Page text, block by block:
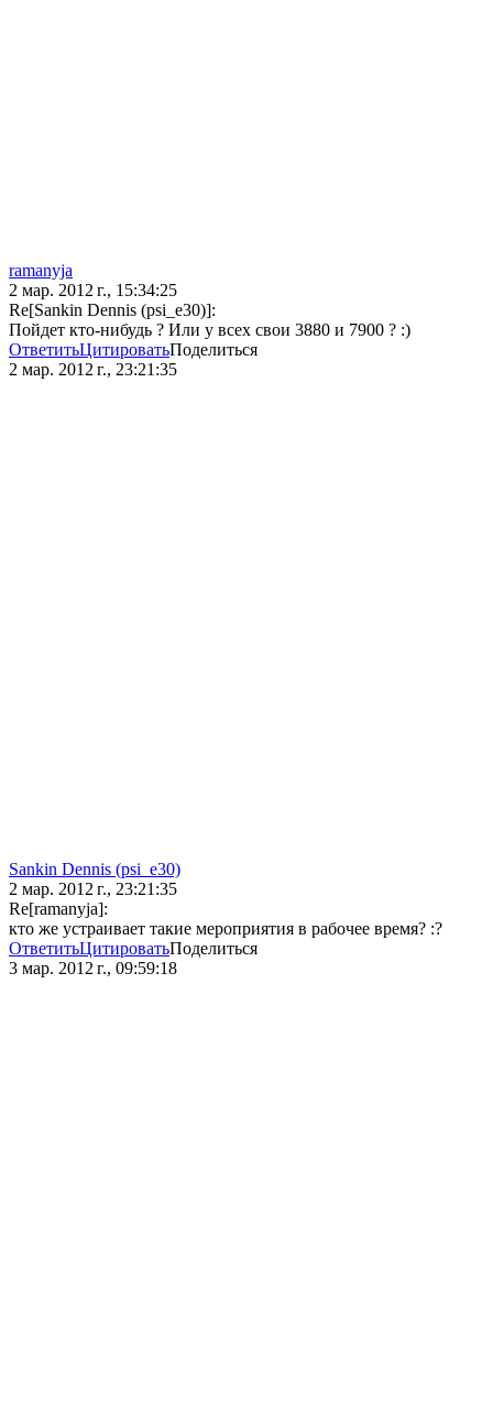
ramanyja
2 мар. 2012 г., 15:34:25
Re[Sankin Dennis (psi_e30)]:
Пойдет кто-нибудь ? Или у всех свои 3880 и 7900 ? :)
ОтветитьЦитироватьПоделиться
2 мар. 2012 г., 23:21:35
Sankin Dennis (psi_e30)
2 мар. 2012 г., 23:21:35
Re[ramanyja]:
кто же устраивает такие мероприятия в рабочее время? :?
ОтветитьЦитироватьПоделиться
3 мар. 2012 г., 09:59:18